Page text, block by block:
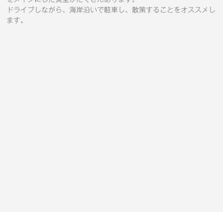
ドライブしながら、海岸沿いで駐車し、散策することをオススメし
ます。